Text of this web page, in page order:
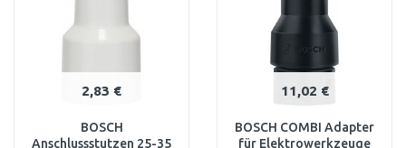
2,83 €
BOSCH
Anschlussstutzen 25-35
11,02 €
BOSCH COMBI Adapter
für Elektrowerkzeuge